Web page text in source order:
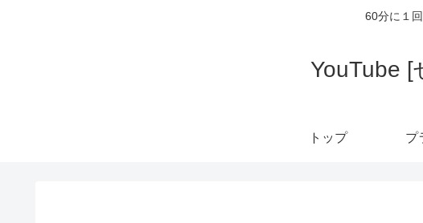
60分に１
YouTube [
トップ プ